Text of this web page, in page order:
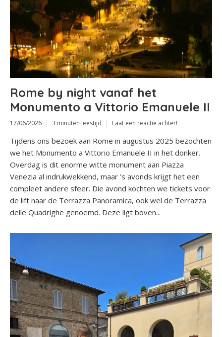
Rome by night vanaf het
Monumento a Vittorio Emanuele II
17/06/2026 3 minuten leestijd Laat een reactie achter!
Tijdens ons bezoek aan Rome in augustus 2025 bezochten
we het Monumento a Vittorio Emanuele II in het donker.
Overdag is dit enorme witte monument aan Piazza
Venezia al indrukwekkend, maar ’s avonds krijgt het een
compleet andere sfeer. Die avond kochten we tickets voor
de lift naar de Terrazza Panoramica, ook wel de Terrazza
delle Quadrighe genoemd. Deze ligt boven...